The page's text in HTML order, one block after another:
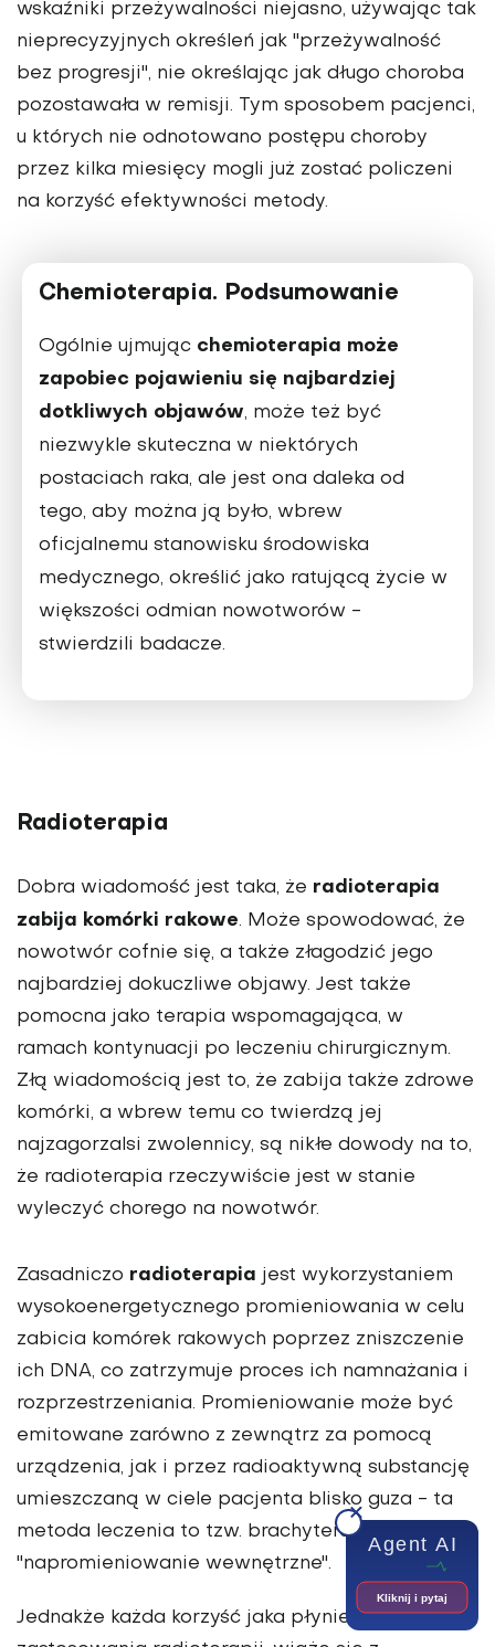
wskaźniki przeżywalności niejasno, używając tak
nieprecyzyjnych określeń jak "przeżywalność
bez progresji", nie określając jak długo choroba
pozostawała w remisji. Tym sposobem pacjenci,
u których nie odnotowano postępu choroby
przez kilka miesięcy mogli już zostać policzeni
na korzyść efektywności metody.
Chemioterapia. Podsumowanie
Ogólnie ujmując chemioterapia może
zapobiec pojawieniu się najbardziej
dotkliwych objawów, może też być
niezwykle skuteczna w niektórych
postaciach raka, ale jest ona daleka od
tego, aby można ją było, wbrew
oficjalnemu stanowisku środowiska
medycznego, określić jako ratującą życie w
większości odmian nowotworów -
stwierdzili badacze.
Radioterapia
Dobra wiadomość jest taka, że radioterapia
zabija komórki rakowe. Może spowodować, że
nowotwór cofnie się, a także złagodzić jego
najbardziej dokuczliwe objawy. Jest także
pomocna jako terapia wspomagająca, w
ramach kontynuacji po leczeniu chirurgicznym.
Złą wiadomością jest to, że zabija także zdrowe
komórki, a wbrew temu co twierdzą jej
najzagorzalsi zwolennicy, są nikłe dowody na to,
że radioterapia rzeczywiście jest w stanie
wyleczyć chorego na nowotwór.
Zasadniczo radioterapia jest wykorzystaniem
wysokoenergetycznego promieniowania w celu
zabicia komórek rakowych poprzez zniszczenie
ich DNA, co zatrzymuje proces ich namnażania i
rozprzestrzeniania. Promieniowanie może być
emitowane zarówno z zewnątrz za pomocą
urządzenia, jak i przez radioaktywną substancję
umieszczaną w ciele pacjenta blisko guza - ta
metoda leczenia to tzw. brachyterapia lub
"napromieniowanie wewnętrzne".
Jednakże każda korzyść jaka płynie z
Agent AI
Kliknij i pytaj